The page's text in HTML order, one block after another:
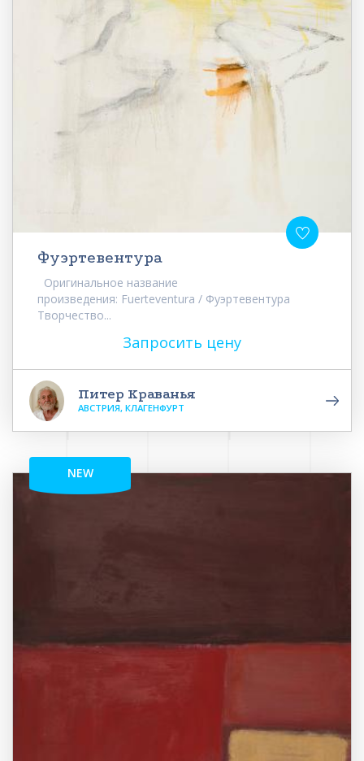
Фуэртевентура
Оригинальное название
произведения: Fuerteventura / Фуэртевентура
Творчество...
Запросить цену
Питер Краванья
АВСТРИЯ, КЛАГЕНФУРТ
NEW